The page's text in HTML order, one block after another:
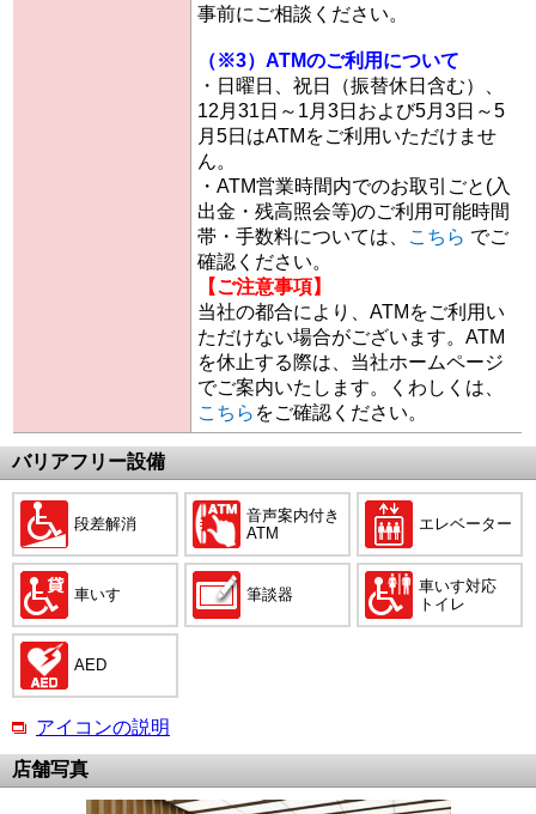
事前にご相談ください。
（※3）ATMのご利用について
・日曜日、祝日（振替休日含む）、
12月31日～1月3日および5月3日～5
月5日はATMをご利用いただけませ
ん。
・ATM営業時間内でのお取引ごと(入
出金・残高照会等)のご利用可能時間
帯・手数料については、
こちら でご
確認ください。
【ご注意事項】
当社の都合により、ATMをご利用い
ただけない場合がございます。ATM
を休止する際は、当社ホームページ
でご案内いたします。くわしくは、
こちら をご確認ください。
バリアフリー設備
段差解消
音声案内付き
ATM
エレベーター
車いす 筆談器
車いす対応
トイレ
AED
アイコンの説明
店舗写真